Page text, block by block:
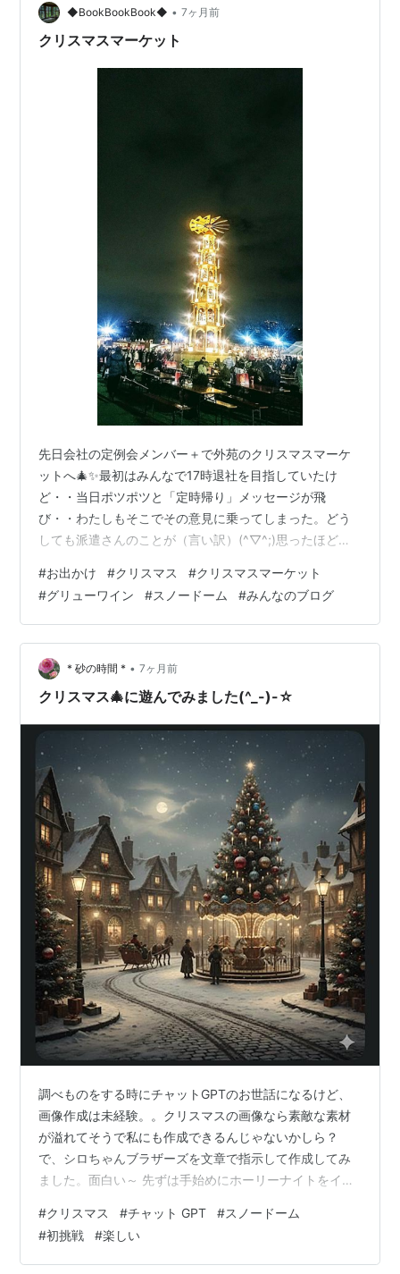
◆BookBookBook◆ • 7ヶ月前
クリスマスマーケット
先日会社の定例会メンバー＋で外苑のクリスマスマーケ
ットへ🎄✨最初はみんなで17時退社を目指していたけ
ど・・当日ポツポツと「定時帰り」メッセージが飛
び・・わたしもそこでその意見に乗ってしまった。どう
しても派遣さんのことが（言い訳）(^▽^;)思ったほど寒
り一周見て回ってからフードコーナーへ。クリスマスと
言えばホットワイン→グリューワイン！野外なのでさす
がに身体が冷える。。あとはクラムチャウダーやホット
パイ色々見て回るも「高級過ぎ！」やっとリーズナブル
なお店を見つけて乾杯でした。グリューワイン最初は強
烈です。遅れてきた仲間と合流再度乾杯して小物コ…
#お出かけ #クリスマス #クリスマスマーケット
#グリューワイン #スノードーム #みんなのブログ
* 砂の時間 * • 7ヶ月前
クリスマス🎄に遊んでみました(^_-)-☆
調べものをする時にチャットGPTのお世話になるけど、
画像作成は未経験。。クリスマスの画像なら素敵な素材
が溢れてそうで私にも作成できるんじゃないかしら？
で、シロちゃんブラザーズを文章で指示して作成してみ
ました。面白い～ 先ずは手始めにホーリーナイトをイメ
ーズ 配置に苦労しました。💦 何度も指示してたら「これ
以上画像作成は出来ません！」だって！（笑） シロちゃ
ん代表でスノードームに入って貰いました （笑）顔が進
#クリスマス #チャット GPT #スノードーム
#初挑戦 #楽しい